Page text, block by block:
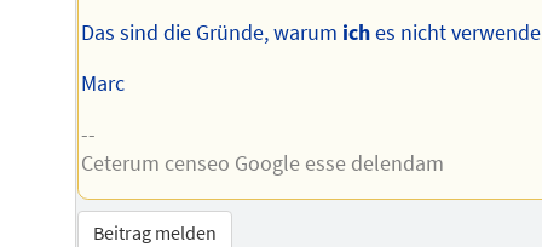
Das sind die Gründe, warum iches nicht
Marc
--
Ceterum censeo Google esse delendam
Beitrag melden